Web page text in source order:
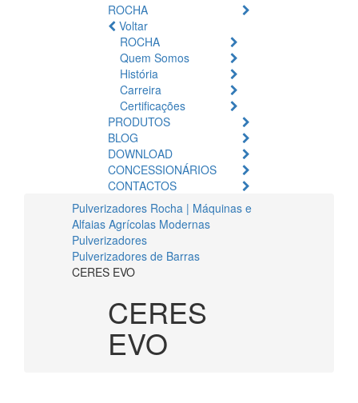
ROCHA
Voltar
ROCHA
Quem Somos
História
Carreira
Certificações
PRODUTOS
BLOG
DOWNLOAD
CONCESSIONÁRIOS
CONTACTOS
Pulverizadores Rocha | Máquinas e
Alfaias Agrícolas Modernas
Pulverizadores
Pulverizadores de Barras
CERES EVO
CERES
EVO